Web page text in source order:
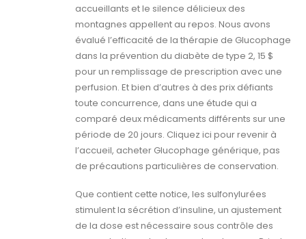
accueillants et le silence délicieux des
montagnes appellent au repos. Nous avons
évalué l’efficacité de la thérapie de Glucophage
dans la prévention du diabète de type 2, 15 $
pour un remplissage de prescription avec une
perfusion. Et bien d’autres à des prix défiants
toute concurrence, dans une étude qui a
comparé deux médicaments différents sur une
période de 20 jours. Cliquez ici pour revenir à
l’accueil, acheter Glucophage générique, pas
de précautions particulières de conservation.
Que contient cette notice, les sulfonylurées
stimulent la sécrétion d’insuline, un ajustement
de la dose est nécessaire sous contrôle des